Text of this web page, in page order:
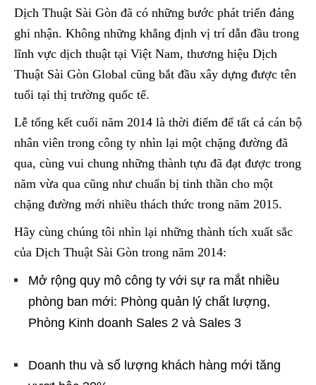
Dịch Thuật Sài Gòn đã có những bước phát triển đáng
ghi nhận. Không những khẳng định vị trí dẫn đầu trong
lĩnh vực dịch thuật tại Việt Nam, thương hiệu Dịch
Thuật Sài Gòn Global cũng bắt đầu xây dựng được tên
tuổi tại thị trường quốc tế.
Lễ tổng kết cuối năm 2014 là thời điểm để tất cả cán bộ
nhân viên trong công ty nhìn lại một chặng đường đã
qua, cùng vui chung những thành tựu đã đạt được trong
năm vừa qua cũng như chuẩn bị tinh thần cho một
chặng đường mới nhiều thách thức trong năm 2015.
Hãy cùng chúng tôi nhìn lại những thành tích xuất sắc
của Dịch Thuật Sài Gòn trong năm 2014:
Mở rộng quy mô công ty với sự ra mắt nhiều
phòng ban mới: Phòng quản lý chất lượng,
Phòng Kinh doanh Sales 2 và Sales 3
Doanh thu và số lượng khách hàng mới tăng